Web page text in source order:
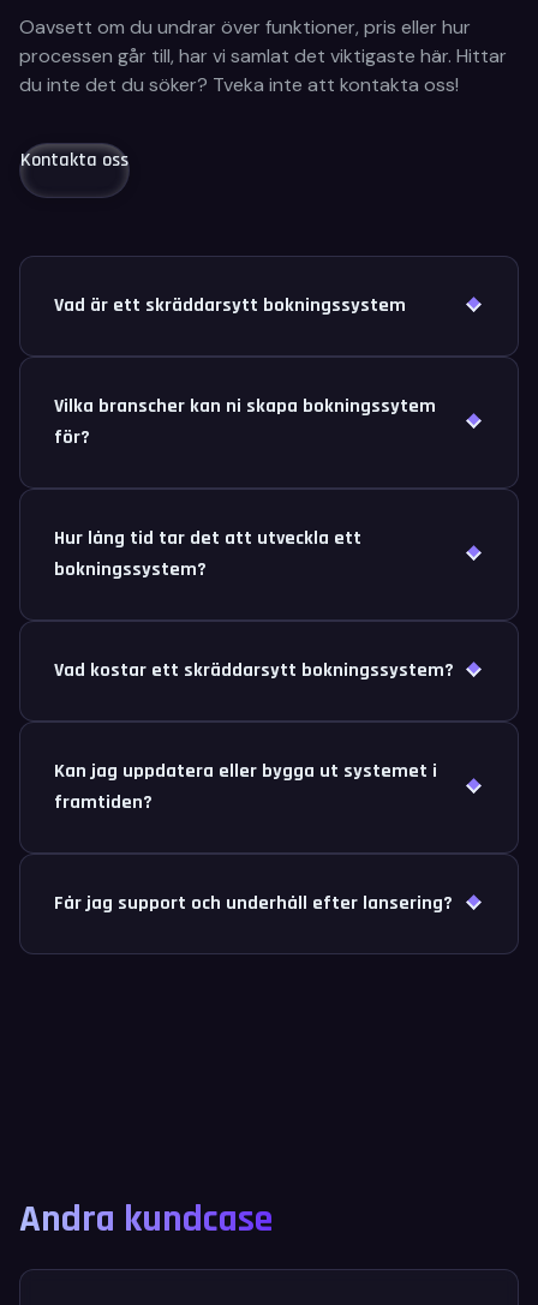
Oavsett om du undrar över funktioner, pris eller hur
processen går till, har vi samlat det viktigaste här. Hittar
du inte det du söker? Tveka inte att kontakta oss!
Kontakta oss
Vad är ett skräddarsytt bokningssystem
Vilka branscher kan ni skapa bokningssytem
för?
Hur lång tid tar det att utveckla ett
bokningssystem?
Vad kostar ett skräddarsytt bokningssystem?
Kan jag uppdatera eller bygga ut systemet i
framtiden?
Får jag support och underhåll efter lansering?
Andra kundcase